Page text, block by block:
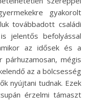
gyakorolt
továbbadott családi
jelentős befolyással
az idősek és a
mégis
az a bölcsesség
nyújtani tudnak. Ezek
érzelmi támaszt